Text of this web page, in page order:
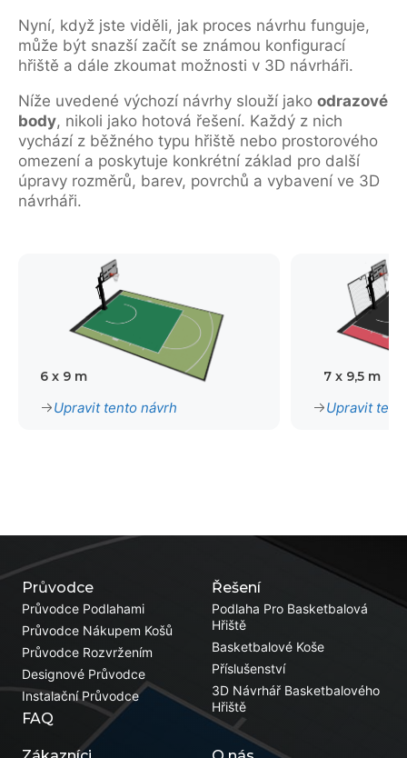
Nyní, když jste viděli, jak proces návrhu funguje,
může být snazší začít se známou konfigurací
hřiště a dále zkoumat možnosti v 3D návrháři.
Níže uvedené výchozí návrhy slouží jako odrazové
body, nikoli jako hotová řešení. Každý z nich
vychází z běžného typu hřiště nebo prostorového
omezení a poskytuje konkrétní základ pro další
úpravy rozměrů, barev, povrchů a vybavení ve 3D
návrháři.
6 x 9 m
Upravit tento návrh
7 x 9,5 m
Upravit
Řešení
Podlaha Pro Basketbalová
Hřiště
Basketbalové Koše
Příslušenství
3D Návrhář Basketbalového
Hřiště
Průvodce
Průvodce Podlahami
Průvodce Nákupem Košů
Průvodce Rozvržením
Designové Průvodce
Instalační Průvodce
FAQ